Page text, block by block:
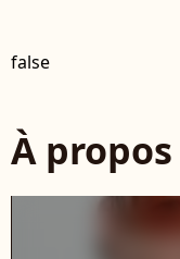
false
À